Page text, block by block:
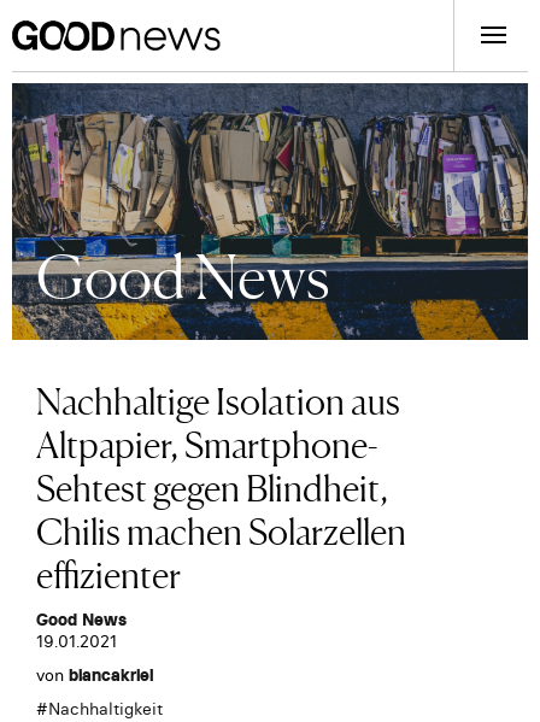
Good News
Nachhaltige Isolation aus
Altpapier, Smartphone-
Sehtest gegen Blindheit,
Chilis machen Solarzellen
effizienter
Good News
19.01.2021
von biancakriel
#Nachhaltigkeit